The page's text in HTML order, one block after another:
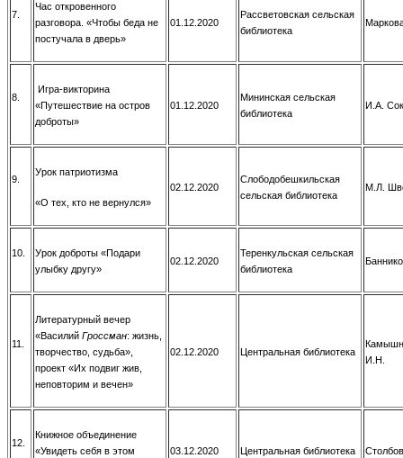
7.
Час откровенного
разговора. «Чтобы беда не
постучала в дверь»
01.12.2020
Рассветовская сельская
библиотека
8.
Игра-викторина
«Путешествие на остров
доброты»
01.12.2020
Мининская сельская
библиотека
И.А.
9.
Урок патриотизма
«О тех, кто не вернулся»
02.12.2020
Слободобешкильская
сельская библиотека
М.Л.
10.
Урок доброты «Подари
улыбку другу»
02.12.2020
Теренкульская сельская
библиотека
11.
Литературный вечер
«Василий Гроссман: жизнь,
творчество, судьба»,
проект «Их подвиг жив,
неповторим и вечен»
02.12.2020 Центральная библиотека
И.Н.
12.
Книжное объединение
«Увидеть себя в этом
03.12.2020 Центральная библиотека